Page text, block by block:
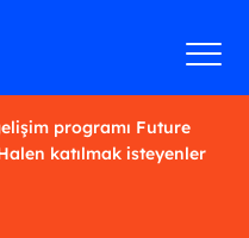
programı Future
katılmak isteyenler